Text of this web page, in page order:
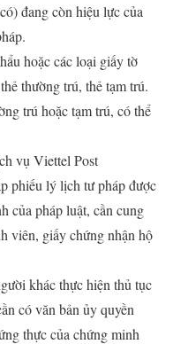
đang còn hiệu lực của
hoặc các loại giấy tờ
thường trú, thẻ tạm trú.
trú hoặc tạm trú, có thể
vụ Viettel Post
phiếu lý lịch tư pháp được
của pháp luật, cần cung
viên, giấy chứng nhận hộ
khác thực hiện thủ tục
có văn bản ủy quyền
thực của chứng minh